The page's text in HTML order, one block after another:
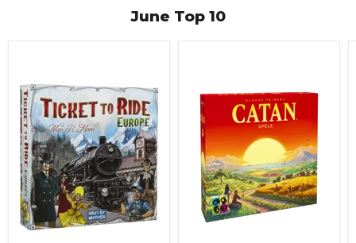
June Top 10
Ride:
Europe
(base
game)